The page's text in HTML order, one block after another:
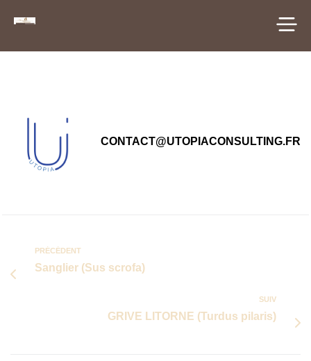
CONTACT@UTOPIACONSULTING.FR
PRÉCÉDENT
Sanglier (Sus scrofa)
SUIV
GRIVE LITORNE (Turdus pilaris)